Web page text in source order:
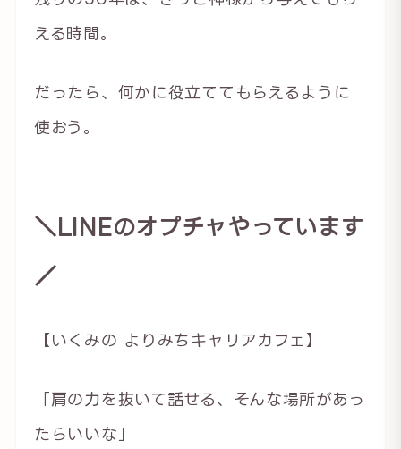
える時間。
だったら、何かに役立ててもらえるように
使おう。
＼LINEのオプチャやっています
／
【いくみの よりみちキャリアカフェ】
「肩の力を抜いて話せる、そんな場所があっ
たらいいな」